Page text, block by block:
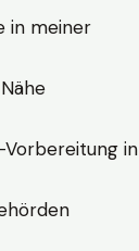
in meiner
in